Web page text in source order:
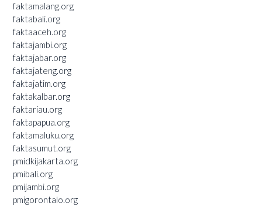
faktamalang.org
faktabali.org
faktaaceh.org
faktajambi.org
faktajabar.org
faktajateng.org
faktajatim.org
faktakalbar.org
faktariau.org
faktapapua.org
faktamaluku.org
faktasumut.org
pmidkijakarta.org
pmibali.org
pmijambi.org
pmigorontalo.org